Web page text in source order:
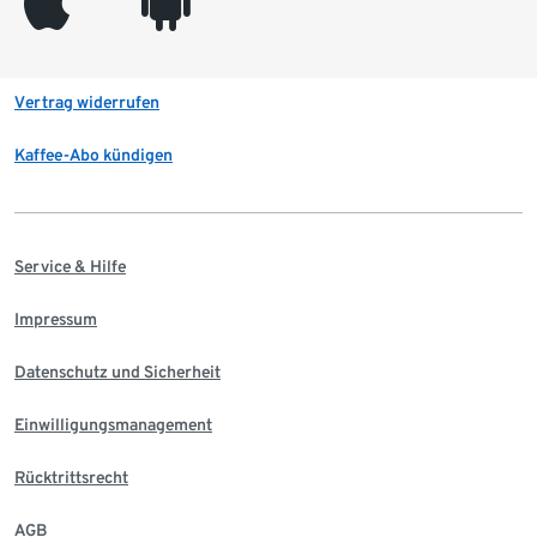
Vertrag widerrufen
Kaffee-Abo kündigen
Service & Hilfe
Impressum
Datenschutz und Sicherheit
Einwilligungsmanagement
Rücktrittsrecht
AGB